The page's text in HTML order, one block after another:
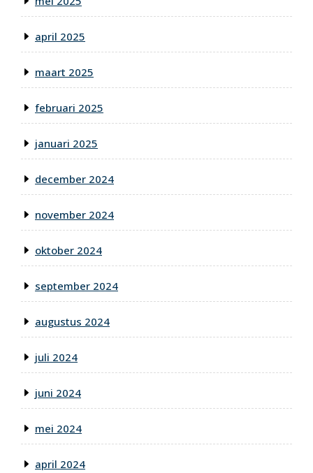
april 2025
maart 2025
februari 2025
januari 2025
december 2024
november 2024
oktober 2024
september 2024
augustus 2024
juli 2024
juni 2024
mei 2024
april 2024